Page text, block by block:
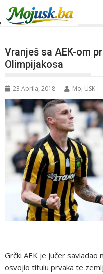
Vranješ sa AEK-om
Olimpijakosa
23 Aprila, 2018 Moj USK
Grčki AEK je jučer
osvojio titulu prvaka te